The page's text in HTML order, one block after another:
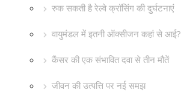
रुक सकती है रेल्वे क्रॉसिंग की दुर्घटनाएं
वायुमंडल में इतनी ऑक्सीजन कहां से आई?
कैंसर की एक संभावित दवा से तीन मौतें
जीवन की उत्पत्ति पर नई समझ